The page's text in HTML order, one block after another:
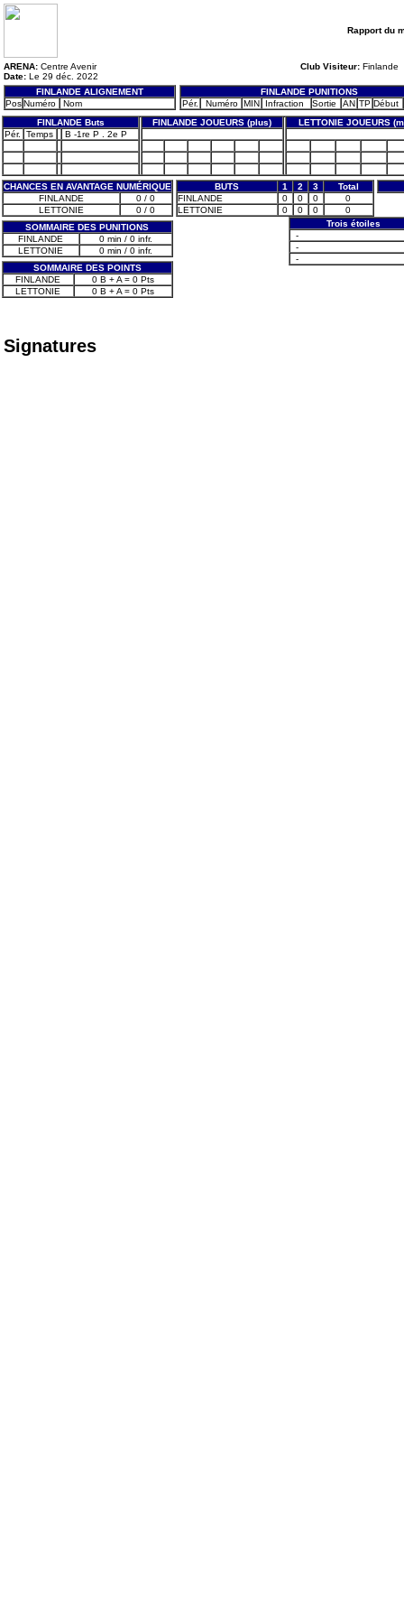
Rapport du
ARENA: Centre Avenir
Date: Le 29 déc. 2022
Club Visiteur: Finlande
FINLANDE ALIGNEMENT
PosNuméro Nom
FINLANDE PUNITIONS
Pér.
Numéro MIN Infraction Sortie AN TP Début
FINLANDE Buts
FINLANDE JOUEURS (plus)
LETTONIE JOUEURS
Pér.
Temps B -1re P . 2e P
CHANCES EN AVANTAGE NUMÉRIQUE
FINLANDE
0 / 0
LETTONIE
0 / 0
SOMMAIRE DES PUNITIONS
FINLANDE
0 min / 0 infr.
LETTONIE
0 min / 0 infr.
SOMMAIRE DES POINTS
FINLANDE
0 B + A = 0 Pts
LETTONIE
0 B + A = 0 Pts
BUTS 1 2 3
Total
FINLANDE
0 0 0
0
LETTONIE
0 0 0
0
Trois étoiles
-
-
-
Signatures